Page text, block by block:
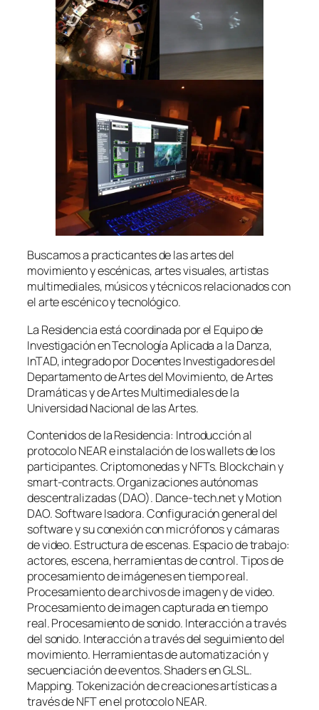
Buscamos a practicantes de las artes del
movimiento y escénicas, artes visuales, artistas
multimediales, músicos y técnicos relacionados con
el arte escénico y tecnológico.
La Residencia está coordinada por el Equipo de
Investigación en Tecnología Aplicada a la Danza,
InTAD, integrado por Docentes Investigadores del
Departamento de Artes del Movimiento, de Artes
Dramáticas y de Artes Multimediales de la
Universidad Nacional de las Artes.
Contenidos de la Residencia: Introducción al
protocolo NEAR e instalación de los wallets de los
participantes. Criptomonedas y NFTs. Blockchain y
smart-contracts. Organizaciones autónomas
descentralizadas (DAO). Dance-tech.net y Motion
DAO. Software Isadora. Configuración general del
software y su conexión con micrófonos y cámaras
de video. Estructura de escenas. Espacio de trabajo:
actores, escena, herramientas de control. Tipos de
procesamiento de imágenes en tiempo real.
Procesamiento de archivos de imagen y de video.
Procesamiento de imagen capturada en tiempo
real. Procesamiento de sonido. Interacción a través
del sonido. Interacción a través del seguimiento del
movimiento. Herramientas de automatización y
secuenciación de eventos. Shaders en GLSL.
Mapping. Tokenización de creaciones artísticas a
través de NFT en el protocolo NEAR.